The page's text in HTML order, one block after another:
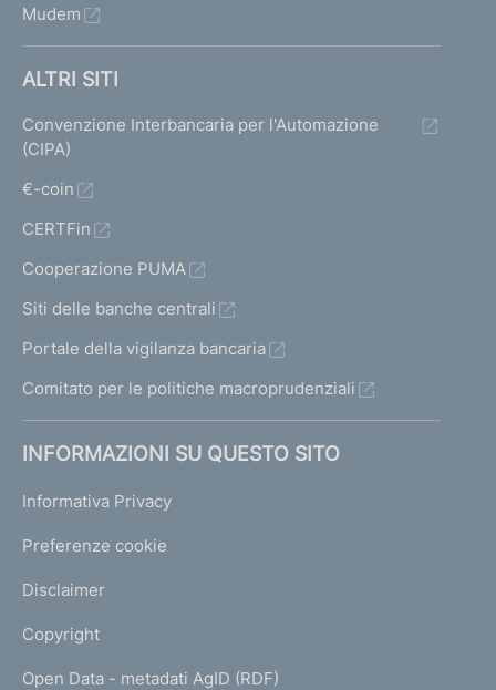
Mudem
ALTRI SITI
Convenzione Interbancaria per l'Automazione
(CIPA)
€-coin
CERTFin
Cooperazione PUMA
Siti delle banche centrali
Portale della vigilanza bancaria
Comitato per le politiche macroprudenziali
INFORMAZIONI SU QUESTO SITO
Informativa Privacy
Preferenze cookie
Disclaimer
Copyright
Open Data - metadati AgID (RDF)